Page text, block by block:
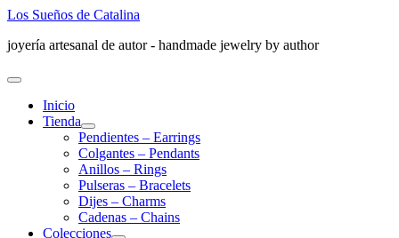
Ir
contenido
Los Sueños de Catalina
joyería artesanal de autor - handmade jewelry by author
Menú
principalInicio
Tienda
Pendientes – Earrings
Colgantes – Pendants
Anillos – Rings
Pulseras – Bracelets
Dijes – Charms
Cadenas – Chains
Colecciones